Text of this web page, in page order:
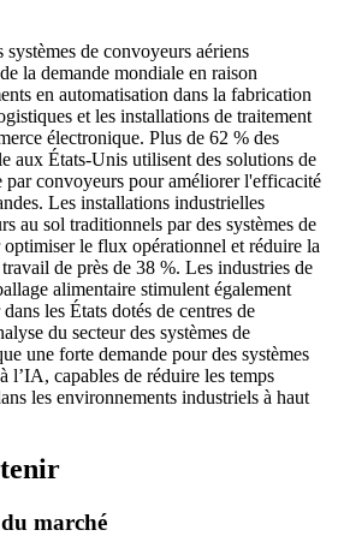
de convoyeurs aériens
la demande mondiale en raison
en automatisation dans la fabrication
et les installations de traitement
électronique. Plus de 62 % des
aux États-Unis utilisent des solutions de
par convoyeurs pour améliorer l'efficacité
Les installations industrielles
au sol traditionnels par des systèmes de
le flux opérationnel et réduire la
de près de 38 %. Les industries de
alimentaire stimulent également
les États dotés de centres de
du secteur des systèmes de
une forte demande pour des systèmes
l’IA, capables de réduire les temps
les environnements industriels à haut
marché